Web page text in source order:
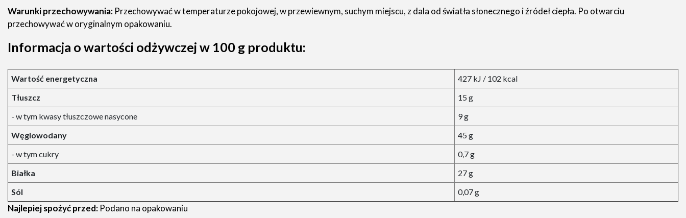
Warunki przechowywania: Przechowywać w temperaturze pokojowej, w przewiewnym, suchym miejscu, z dala od światła słonecznego i źródeł ciepła. Po otwarciu
przechowywać w oryginalnym opakowaniu.
Informacja o wartości odżywczej w 100 g produktu:
Wartość energetyczna
427 kJ / 102 kcal
Tłuszcz
15 g
- w tym kwasy tłuszczowe nasycone
9 g
Węglowodany
45 g
- w tym cukry
0,7 g
Białka
27 g
Sól
0,07 g
Najlepiej spożyć przed: Podano na opakowaniu